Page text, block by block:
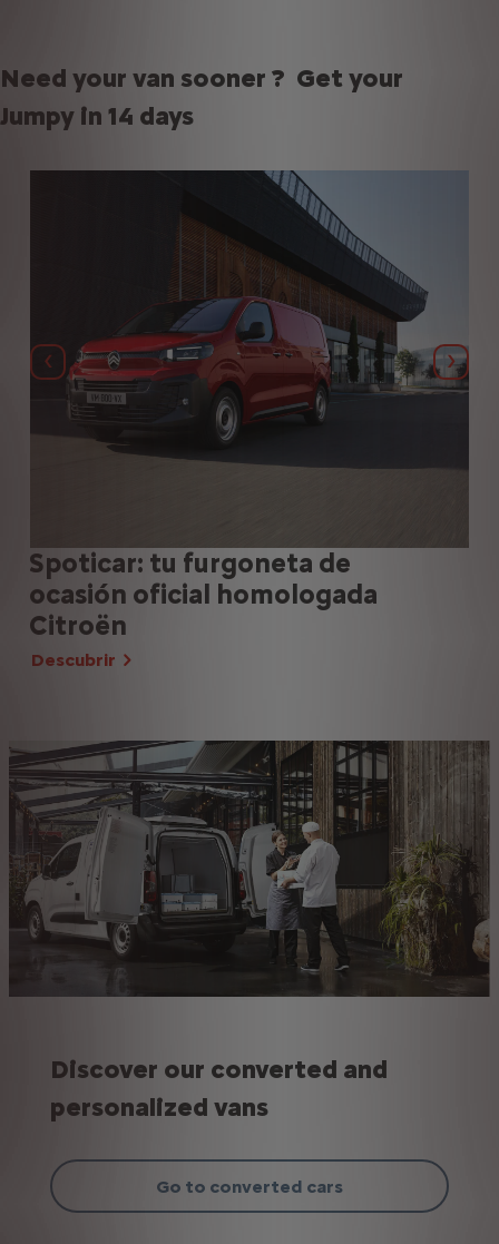
Need your van sooner ? Get your
Jumpy in 14 days
Anterior
Spoticar: tu furgoneta de
ocasión oficial homologada
Citroën
Descubrir
Discover our converted and
personalized vans
Go to converted cars